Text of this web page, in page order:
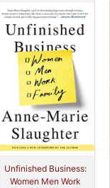
Unfinished Business:
Women Men Work